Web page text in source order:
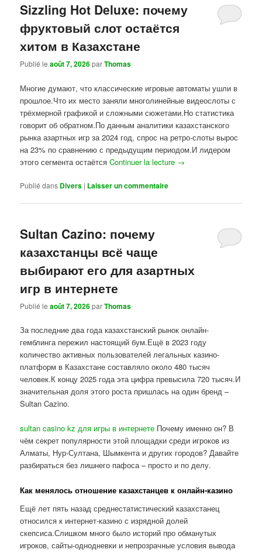
Sizzling Hot Deluxe: почему
фруктовый слот остаётся
хитом в Казахстане
Publié leaoût 7, 2026parThomas
Многие думают, что классические игровые автоматы ушли в
прошлое.Что их место заняли многолинейные видеослоты с
трёхмерной графикой и сложными сюжетами.Но статистика
говорит об обратном.По данным аналитики казахстанского
рынка азартных игр за 2024 год, спрос на ретро-слоты вырос
на 23% по сравнению с предыдущим периодом.И лидером
этого сегмента остаётсяContinuer la lecture →
Publié dans Divers | Laisser un commentaire
Sultan Cazino: почему
казахстанцы всё чаще
выбирают его для азартных
игр в интернете
Publié leaoût 7, 2026parThomas
За последние два года казахстанский рынок онлайн-
гемблинга пережил настоящий бум.Ещё в 2023 году
количество активных пользователей легальных казино-
платформ в Казахстане составляло около 480 тысяч
человек.К концу 2025 года эта цифра превысила 720 тысяч.И
значительная доля этого роста пришлась на один бренд –
Sultan Cazino.
sultan casino kz для игры в интернете Почему именно он? В
чём секрет популярности этой площадки среди игроков из
Алматы, Нур-Султана, Шымкента и других городов? Давайте
разбираться без лишнего пафоса – просто и по делу.
Как менялось отношение казахстанцев к онлайн-казино
Ещё лет пять назад среднестатистический казахстанец
относился к интернет-казино с изрядной долей
скепсиса.Слишком много было историй про обманутых
игроков, сайты-однодневки и непрозрачные условия вывода